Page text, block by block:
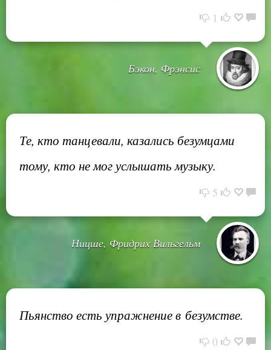
1
Бэкон, Фрэнсис
Те, кто танцевали, казались безумцами
тому, кто не мог услышать музыку.
5
Ницше, Фридрих Вильгельм
Пьянство есть упражнение в безумстве.
0